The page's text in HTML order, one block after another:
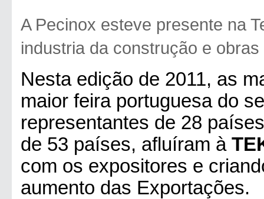
A Pecinox esteve presente na
industria da construção e
Nesta edição de 2011, as
maior feira portuguesa do
representantes de 28
de 53 países, afluíram à
com os expositores e
aumento das Exportações.